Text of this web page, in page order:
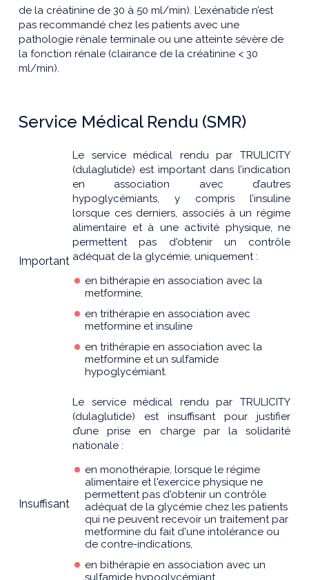
de la créatinine de 30 à 50 ml/min). L’exénatide n’est
pas recommandé chez les patients avec une
pathologie rénale terminale ou une atteinte sévère de
la fonction rénale (clairance de la créatinine < 30
ml/min).
Service Médical Rendu (SMR)
Important
Le service médical rendu par TRULICITY
(dulaglutide) est important dans l’indication
en association avec d’autres
hypoglycémiants, y compris l’insuline
lorsque ces derniers, associés à un régime
alimentaire et à une activité physique, ne
permettent pas d'obtenir un contrôle
adéquat de la glycémie, uniquement :
en bithérapie en association avec la
metformine,
en trithérapie en association avec
metformine et insuline
en trithérapie en association avec la
metformine et un sulfamide
hypoglycémiant.
Insuffisant
Le service médical rendu par TRULICITY
(dulaglutide) est insuffisant pour justifier
d’une prise en charge par la solidarité
nationale :
en monothérapie, lorsque le régime
alimentaire et l'exercice physique ne
permettent pas d'obtenir un contrôle
adéquat de la glycémie chez les patients
qui ne peuvent recevoir un traitement par
metformine du fait d'une intolérance ou
de contre-indications,
en bithérapie en association avec un
sulfamide hypoglycémiant,